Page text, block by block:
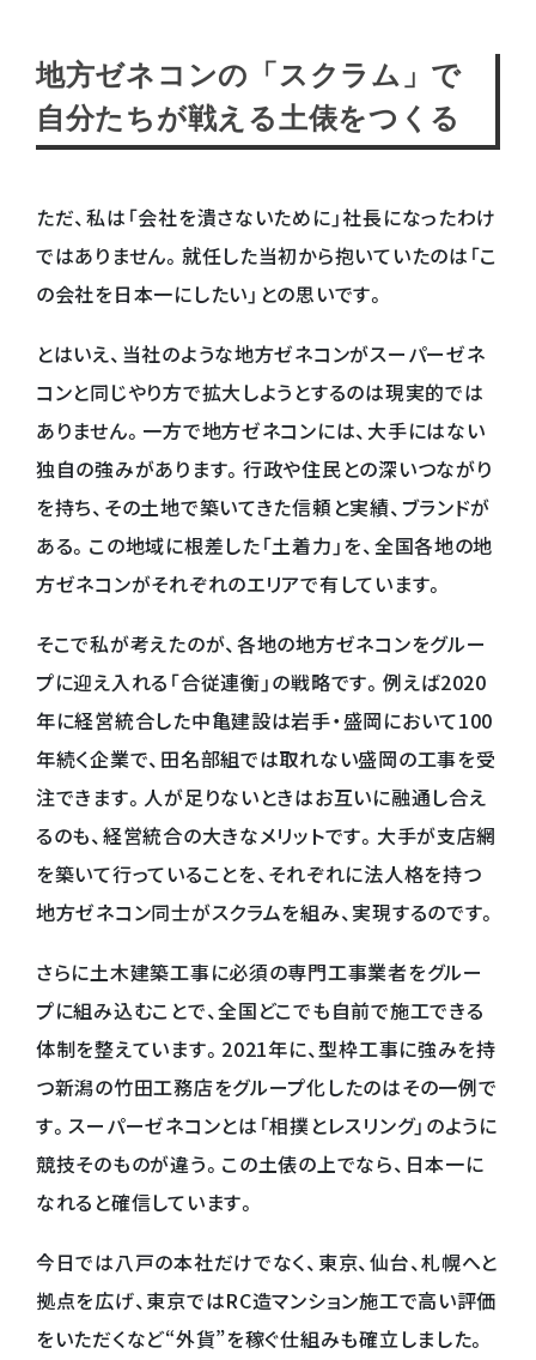
地方ゼネコンの「スクラム」で
自分たちが戦える土俵をつくる
ただ、私は「会社を潰さないために」社長になったわけ
ではありません。就任した当初から抱いていたのは「こ
の会社を日本一にしたい」との思いです。
とはいえ、当社のような地方ゼネコンがスーパーゼネ
コンと同じやり方で拡大しようとするのは現実的では
ありません。一方で地方ゼネコンには、大手にはない
独自の強みがあります。行政や住民との深いつながり
を持ち、その土地で築いてきた信頼と実績、ブランドが
ある。この地域に根差した「土着力」を、全国各地の地
方ゼネコンがそれぞれのエリアで有しています。
そこで私が考えたのが、各地の地方ゼネコンをグルー
プに迎え入れる「合従連衡」の戦略です。例えば2020
年に経営統合した中亀建設は岩手・盛岡において100
年続く企業で、田名部組では取れない盛岡の工事を受
注できます。人が足りないときはお互いに融通し合え
るのも、経営統合の大きなメリットです。大手が支店網
を築いて行っていることを、それぞれに法人格を持つ
地方ゼネコン同士がスクラムを組み、実現するのです。
さらに土木建築工事に必須の専門工事業者をグルー
プに組み込むことで、全国どこでも自前で施工できる
体制を整えています。2021年に、型枠工事に強みを持
つ新潟の竹田工務店をグループ化したのはその一例で
す。スーパーゼネコンとは「相撲とレスリング」のように
競技そのものが違う。この土俵の上でなら、日本一に
なれると確信しています。
今日では八戸の本社だけでなく、東京、仙台、札幌へと
拠点を広げ、東京ではRC造マンション施工で高い評価
をいただくなど“外貨”を稼ぐ仕組みも確立しました。